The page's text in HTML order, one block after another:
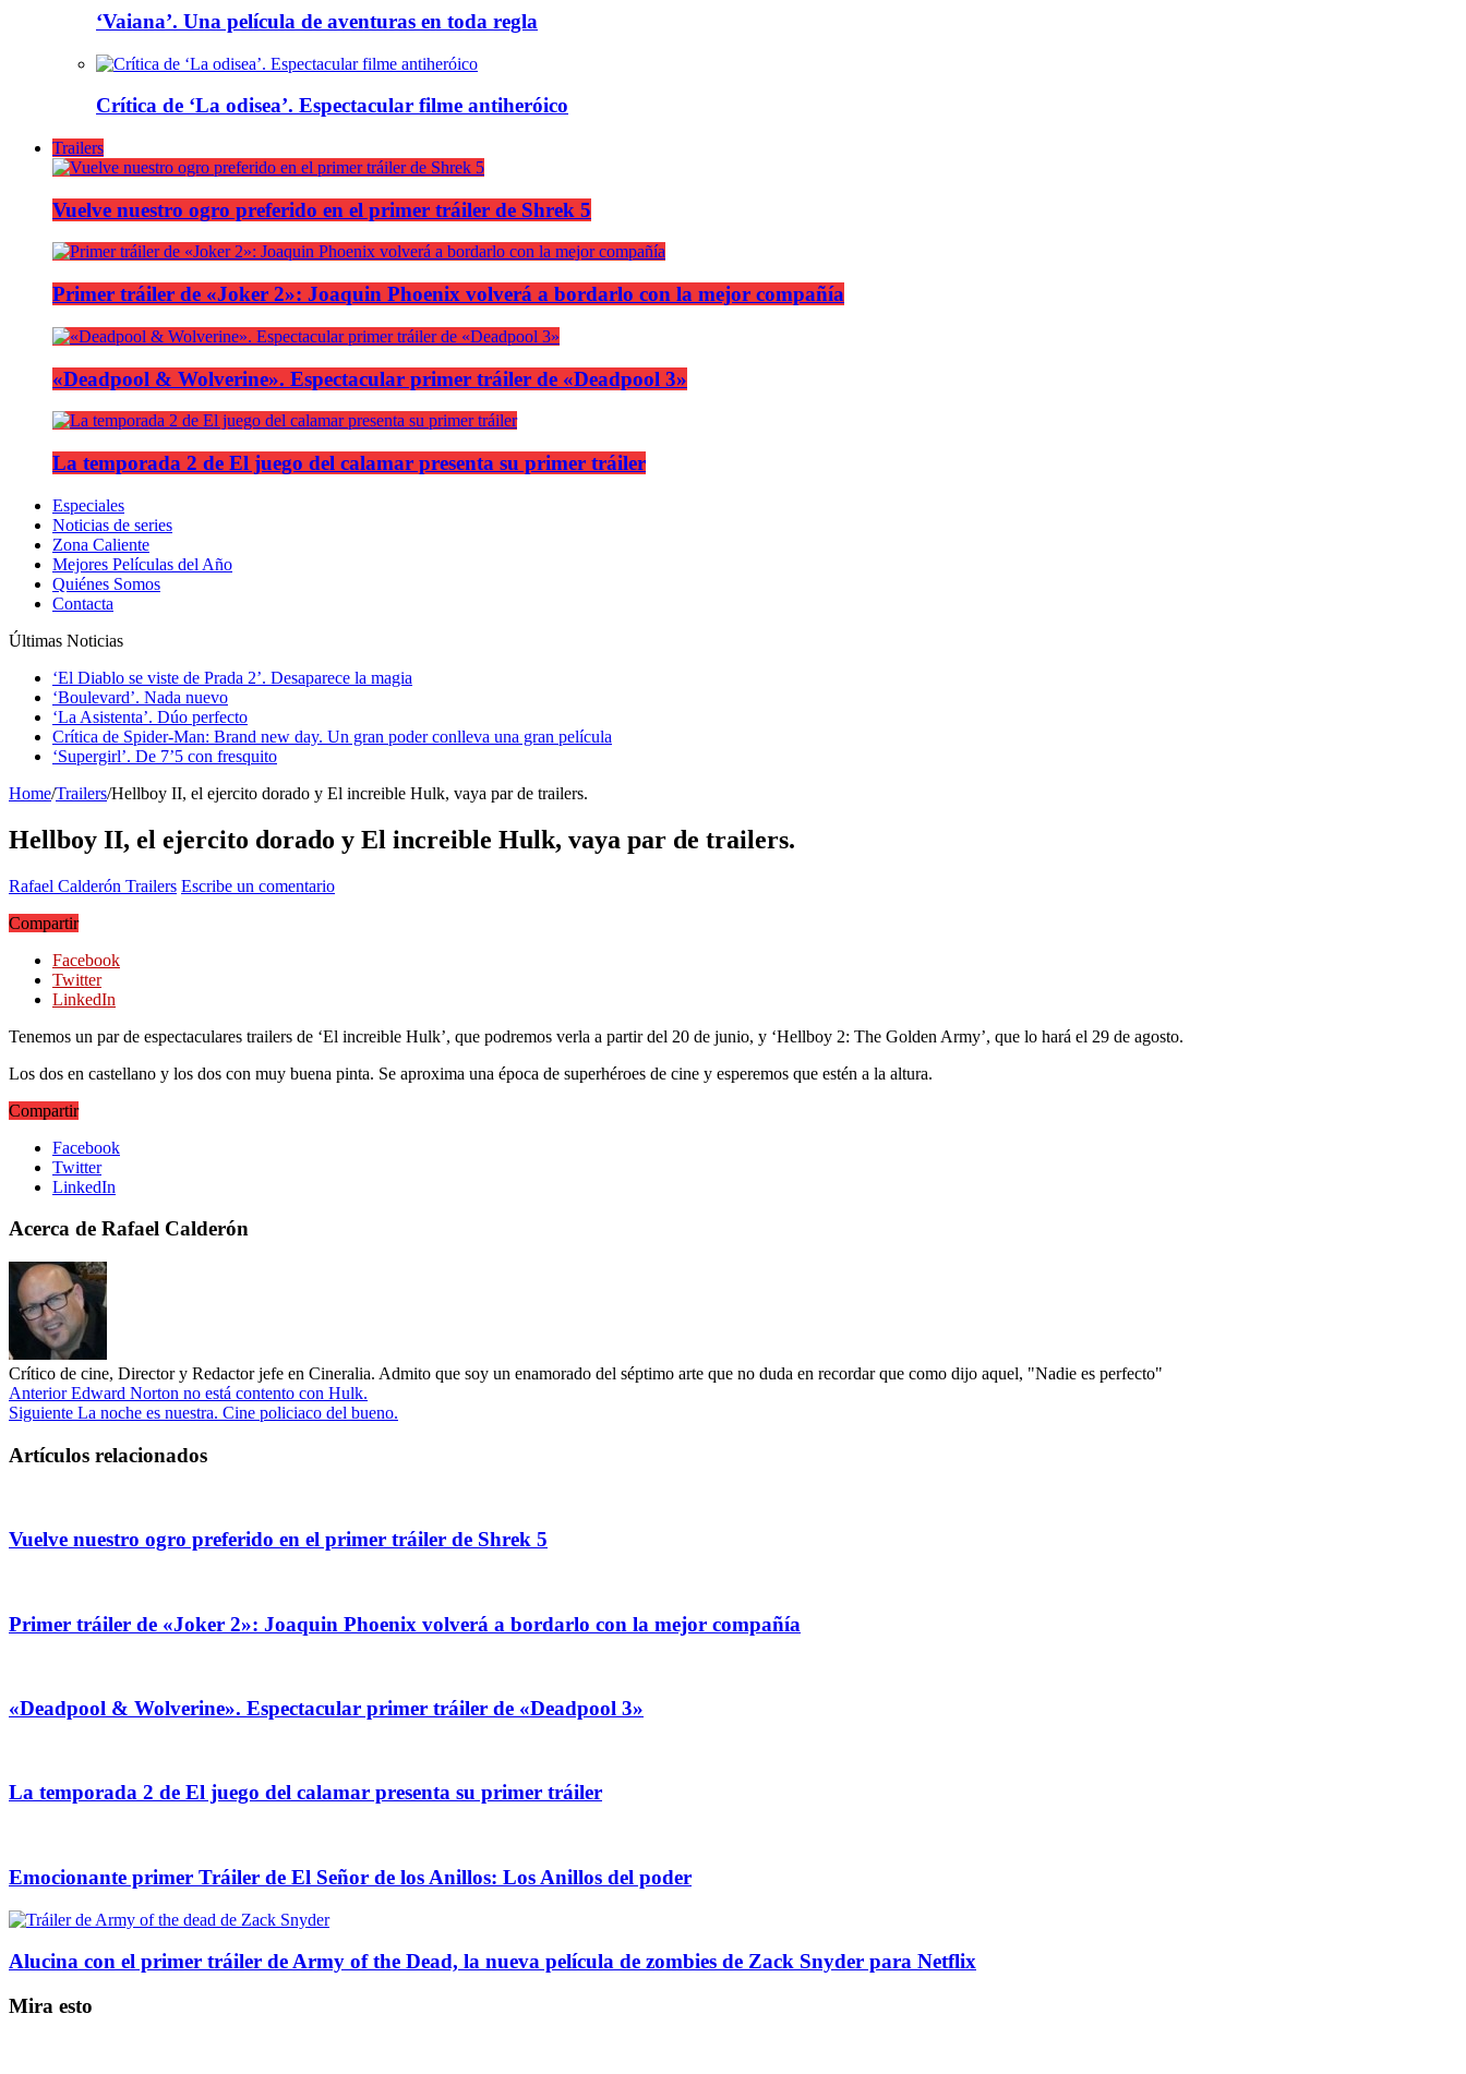
‘Vaiana’. Una película de aventuras en toda regla
Crítica de ‘La odisea’. Espectacular filme antiheróico
Trailers
Vuelve nuestro ogro preferido en el primer tráiler de Shrek 5
Primer tráiler de «Joker 2»: Joaquin Phoenix volverá a bordarlo con la mejor compañía
«Deadpool & Wolverine». Espectacular primer tráiler de «Deadpool 3»
La temporada 2 de El juego del calamar presenta su primer tráiler
Especiales
Noticias de series
Zona Caliente
Mejores Películas del Año
Quiénes Somos
Contacta
Últimas Noticias
‘El Diablo se viste de Prada 2’. Desaparece la magia
‘Boulevard’. Nada nuevo
‘La Asistenta’. Dúo perfecto
Crítica de Spider-Man: Brand new day. Un gran poder conlleva una gran película
‘Supergirl’. De 7’5 con fresquito
Home/Trailers/Hellboy II, el ejercito dorado y El increible Hulk, vaya par de trailers.
Hellboy II, el ejercito dorado y El increible Hulk, vaya par de trailers.
Rafael Calderón Trailers Escribe un comentario
Compartir
Facebook
Twitter
LinkedIn
Tenemos un par de espectaculares trailers de ‘El increible Hulk’, que podremos verla a partir del 20 de junio, y ‘Hellboy 2: The Golden Army’, que lo hará el 29 de agosto.
Los dos en castellano y los dos con muy buena pinta. Se aproxima una época de superhéroes de cine y esperemos que estén a la altura.
Compartir
Facebook
Twitter
LinkedIn
Acerca de Rafael Calderón
Crítico de cine, Director y Redactor jefe en Cineralia. Admito que soy un enamorado del séptimo arte que no duda en recordar que como dijo aquel, "Nadie es perfecto"
AnteriorEdward Norton no está contento con Hulk.
Siguiente La noche es nuestra. Cine policiaco del bueno.
Artículos relacionados
Vuelve nuestro ogro preferido en el primer tráiler de Shrek 5
Primer tráiler de «Joker 2»: Joaquin Phoenix volverá a bordarlo con la mejor compañía
«Deadpool & Wolverine». Espectacular primer tráiler de «Deadpool 3»
La temporada 2 de El juego del calamar presenta su primer tráiler
Emocionante primer Tráiler de El Señor de los Anillos: Los Anillos del poder
Alucina con el primer tráiler de Army of the Dead, la nueva película de zombies de Zack Snyder para Netflix
Mira esto